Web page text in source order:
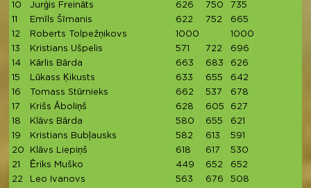
10
Jurģis Freināts 626 750 735
11
Emīls Šīmanis 622 752 665
12
Roberts Tolpežņikovs 1000 1000
13
Kristians Ušpelis 571 722 696
14
Kārlis Bārda 663 683 626
15
Lūkass Ķikusts 633 655 642
16
Tomass Stūrnieks 662 537 678
17
Krišs Āboliņš 628 605 627
18
Klāvs Bārda 580 655 621
19
Kristians Bubļausks 582 613 591
20
Klāvs Liepiņš 618 617 530
21
Ēriks Muško 449 652 652
22
Leo Ivanovs 563 676 508